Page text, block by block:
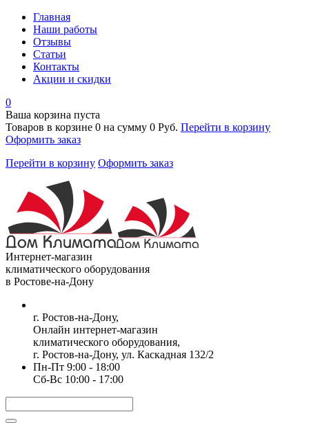
Главная
Наши работы
Отзывы
Статьи
Контакты
Акции и скидки
0
Ваша корзина пуста
Товаров в корзине 0 на сумму 0 Руб. Перейти в корзину
Оформить заказ
Перейти в корзину Оформить заказ
Интернет-магазин
климатического оборудования
в Ростове-на-Дону
г. Ростов-на-Дону,
Онлайн интернет-магазин
климатического оборудования,
г. Ростов-на-Дону, ул. Каскадная 132/2
Пн-Пт 9:00 - 18:00
Сб-Вс 10:00 - 17:00